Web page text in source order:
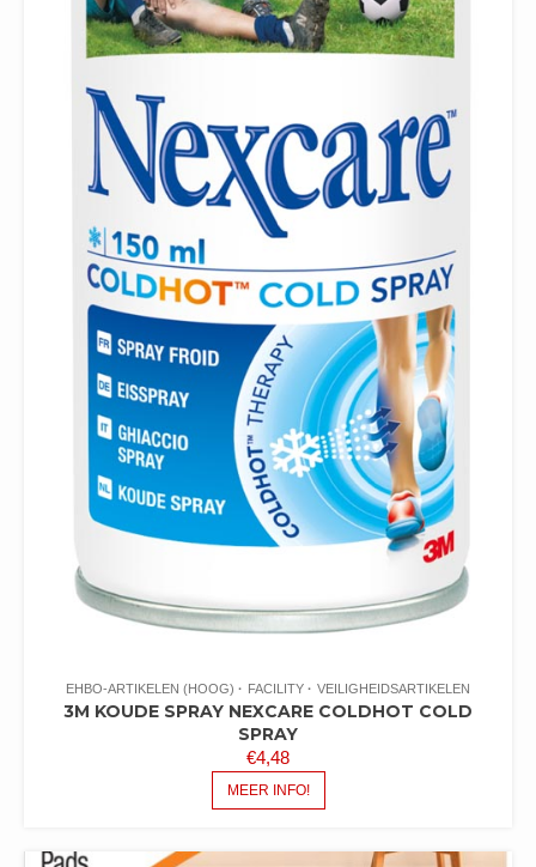
EHBO-ARTIKELEN (HOOG) FACILITY VEILIGHEIDSARTIKELEN
3M KOUDE SPRAY NEXCARE COLDHOT COLD
SPRAY
€4,48
MEER INFO!